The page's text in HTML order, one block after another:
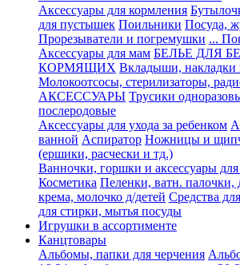
Аксессуары для кормления
для пустышек Поильники Посуда,
Прорезыватели и погремушки ...
Аксессуары для мам БЕЛЬЕ ДЛЯ
КОРМЯЩИХ Вкладыши, накладки
Молокоотсосы, стерилизаторы,
АКСЕССУАРЫ Трусики
послеродовые
Аксессуары для ухода за ребенком
ванной Аспиратор Ножницы и
(ершики, расчески и тд.)
Ванночки, горшки и аксессуары
Косметика Пеленки, ватн. палочки,
крема, молочко д/детей Средства
для стирки, мытья посуды
Игрушки в ассортименте
Канцтовары
Альбомы, папки для черчения